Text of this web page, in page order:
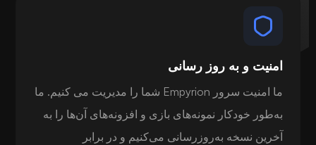
امنیت و به روز رسانی
ما امنیت سرور Empyrion شما را مدیریت می کنیم. ما
به‌طور خودکار نمونه‌های بازی و افزونه‌های آن‌ها را به
آخرین نسخه به‌روزرسانی می‌کنیم و در برابر